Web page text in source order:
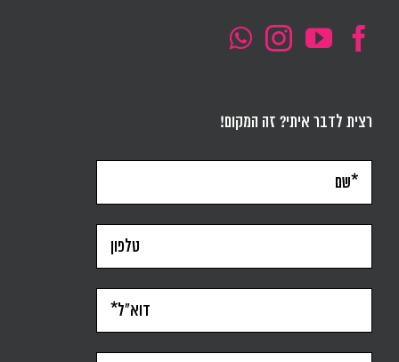
רצית לדבר איתי? זה המקום!